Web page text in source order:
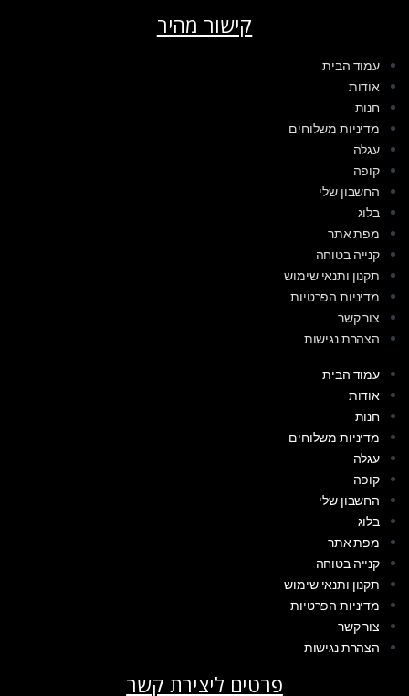
קישור מהיר
עמוד הבית
אודות
חנות
מדיניות משלוחים
עגלה
קופה
החשבון שלי
בלוג
מפת אתר
קנייה בטוחה
תקנון ותנאי שימוש
מדיניות הפרטיות
צור קשר
הצהרת נגישות
עמוד הבית
אודות
חנות
מדיניות משלוחים
עגלה
קופה
החשבון שלי
בלוג
מפת אתר
קנייה בטוחה
תקנון ותנאי שימוש
מדיניות הפרטיות
צור קשר
הצהרת נגישות
פרטים ליצירת קשר